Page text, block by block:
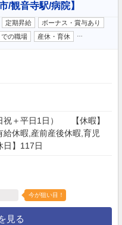
/観音寺駅/病院】
定期昇給
ボーナス・賞与あり
での職場 産休・育休
祝＋平日1日） 【休暇】
休暇,産前産後休暇,育児
】117日
今が狙い目！
見る